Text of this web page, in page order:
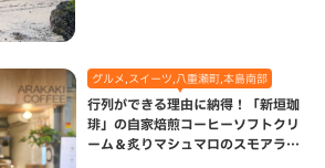
グルメ,スイーツ,八重瀬町,本島南部
行列ができる理由に納得！「新垣珈
琲」の自家焙煎コーヒーソフトクリ
ーム＆炙りマシュマロのスモアラテ